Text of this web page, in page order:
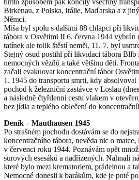
Birkenau, z Polska, Itálie, Maďarska a z
Němci.
Míša byl spolu s dalšími 88 chlapci při
tábora v Osvětimi II 6. června 1944 vybrán
tatínek ale tolik štěstí neměl, 11. 7. byl
Stejný osud postihl při likvidaci tábora Bllb
nemocných vězňů a také většinu dětí.
začali evakuovat koncentrační tábor
1. 1945 do transportu smrti, kdy
pochod k železniční zastávce v Loslau
a následně čtyřdenní cestu vlakem v
bez jídla a teplého oblečení do
Deník – Mauthausen 1945
Po strašném pochodu dostávám se do
koncentračního tábora, nevěda nic o matce,
v červenci roku 1944. Poznávám opět
surových esesáků a nadřízených. Nahnali
které bylo mezi krematoriem, prádelnou a
Nemocné donesli k barákům, kde je poté